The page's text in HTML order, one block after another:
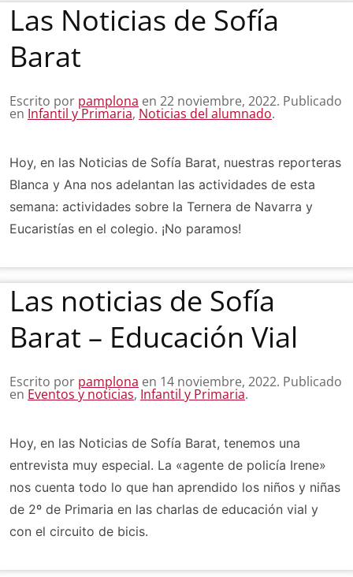
Las Noticias de Sofía
Barat
Escrito por pamplona en 22 noviembre, 2022. Publicado
en Infantil y Primaria, Noticias del alumnado.
Hoy, en las Noticias de Sofía Barat, nuestras reporteras
Blanca y Ana nos adelantan las actividades de esta
semana: actividades sobre la Ternera de Navarra y
Eucaristías en el colegio. ¡No paramos!
Las noticias de Sofía
Barat – Educación Vial
Escrito por pamplona en 14 noviembre, 2022. Publicado
en Eventos y noticias, Infantil y Primaria.
Hoy, en las Noticias de Sofía Barat, tenemos una
entrevista muy especial. La «agente de policía Irene»
nos cuenta todo lo que han aprendido los niños y niñas
de 2º de Primaria en las charlas de educación vial y
con el circuito de bicis.